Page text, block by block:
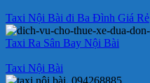
Taxi Nội Bài đi Ba Đình Giá Rẻ
Taxi Ra Sân Bay Nội Bài
Taxi Nội Bài